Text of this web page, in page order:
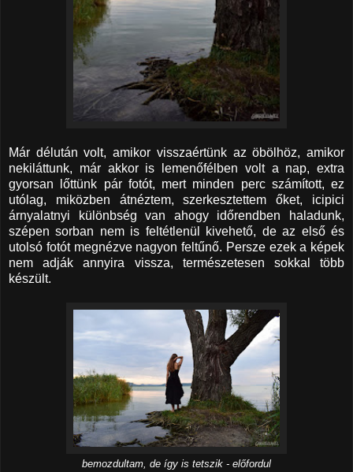
Már délután volt, amikor visszaértünk az öbölhöz, amikor
nekiláttunk, már akkor is lemenőfélben volt a nap, extra
gyorsan lőttünk pár fotót, mert minden perc számított, ez
utólag, miközben átnéztem, szerkesztettem őket, icipici
árnyalatnyi különbség van ahogy időrendben haladunk,
szépen sorban nem is feltétlenül kivehető, de az első és
utolsó fotót megnézve nagyon feltűnő. Persze ezek a képek
nem adják annyira vissza, természetesen sokkal több
készült.
bemozdultam, de így is tetszik - előfordul